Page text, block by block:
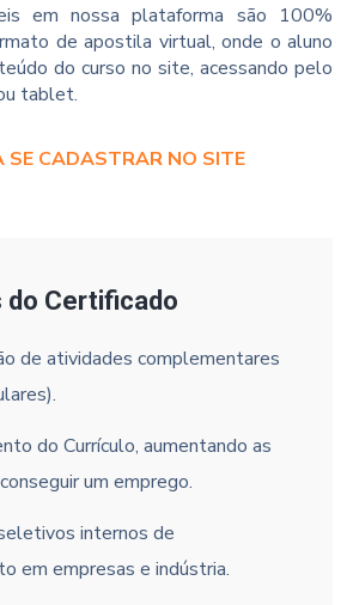
em nossa plataforma são 100%
de apostila virtual, onde o aluno
do curso no site, acessando pelo
tablet.
SE CADASTRAR NO SITE
do Certificado
de atividades complementares
do Currículo, aumentando as
um emprego.
internos de
em empresas e indústria.